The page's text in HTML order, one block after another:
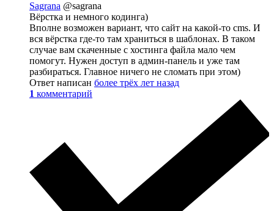
Sagrana @sagrana
Вёрстка и немного кодинга)
Вполне возможен вариант, что сайт на какой-то cms. И
вся вёрстка где-то там храниться в шаблонах. В таком
случае вам скаченные с хостинга файла мало чем
помогут. Нужен доступ в админ-панель и уже там
разбираться. Главное ничего не сломать при этом)
Ответ написан более трёх лет назад
1 комментарий